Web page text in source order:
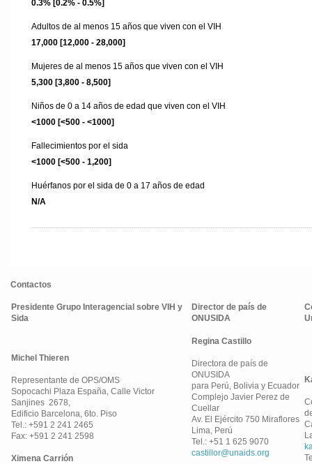
Contactos
Presidente Grupo Interagencial sobre VIH y
Sida
Director de país de
ONUSIDA
Michel Thieren
Representante de OPS/OMS
Sopocachi Plaza España, Calle Victor
Sanjines 2678,
Edificio Barcelona, 6to. Piso
Tel.: +591 2 241 2465
Fax: +591 2 241 2598
Ximena Carrión
Regina Castillo
Directora de país de
ONUSIDA
para Perú, Bolivia y Ecuador
Complejo Javier Perez de
Cuellar
Av. El Ejército 750 Miraflores
Lima, Perú
Tel.: +51 1 625 9070
castillor@unaids.org